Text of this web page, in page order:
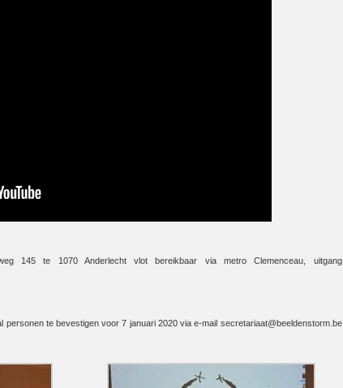
145 te 1070 Anderlecht vlot bereikbaar via metro Clemenceau, uitgang
personen te bevestigen voor 7 januari 2020 via e-mail secretariaat@beeldenstorm.be